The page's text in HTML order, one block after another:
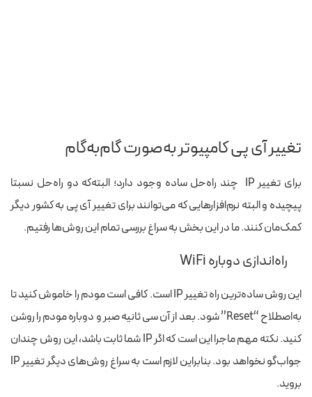
تغییر آی پی کامپیوتر به‌صورت گام‌به‌گام
برای تغییر IP چند راه‌حل ساده وجود دارد؛ البته‌که دو راه‌حل نسبتا
پیچیده و البته نرم‌افزارهایی که می‌توانند برای تغییر آی پی به کشور دیگر
کمک‌مان کنند. ما در این بخش به سراغ بررسی تمام این روش‌ها رفتیم.
راه‌اندازی دوباره WiFi
این روشساده‌ترین راه تغییر IP
است. کافی است مودم را خاموش کنید تا
به‌اصطلاح
“Reset” شود. بعد از آن سی ثانیه صبر و دوباره مودم را روشن
کنید.نکتهمهم ماجرا این است که اگر IP شما ثابت باشد، این روش چندان
جواب‌گو نخواهد بود. بنابراینلازم است به سراغ روش‌های دیگرتغییر IP
بروید.